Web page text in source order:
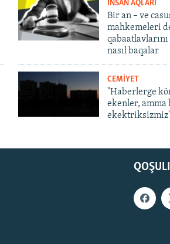
İNSAN AQLARI
Bir an – ve
mahkemeleri
nasıl baqalar
CEMİYET
"Haberlerge
ekenler, amma